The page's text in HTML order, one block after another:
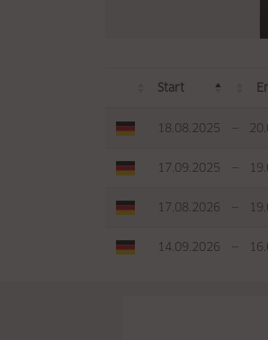
Start
18.08.2025 —
17.09.2025 —
17.08.2026 —
14.09.2026 —